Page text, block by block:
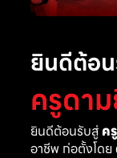
ยินดีต้อ
ครูดา
ยินดีต้อนรับสู่ ค
อาชีพ ก่อตั้งโดย